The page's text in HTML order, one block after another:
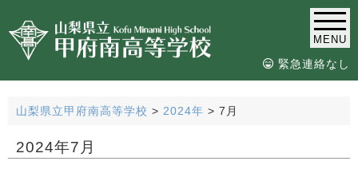
MENU
緊急連絡なし
山梨県立甲府南高等学校 > 2024年 > 7月
2024年7月